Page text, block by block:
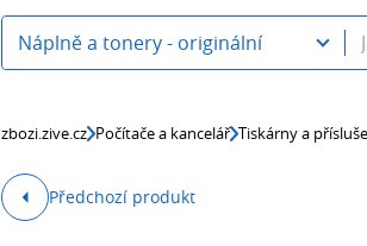
Náplně a tonery - originální
zbozi.zive.cz Počítače a kancelář Tiskárny a
Předchozí produkt